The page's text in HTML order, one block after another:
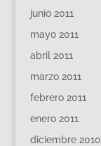
junio 2011
mayo 2011
abril 2011
marzo 2011
febrero 2011
enero 2011
diciembre 2010